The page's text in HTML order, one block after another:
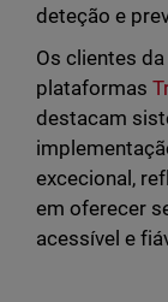
deteção e
Os clientes
plataformas
destacam
excecional,
em oferecer
acessível e